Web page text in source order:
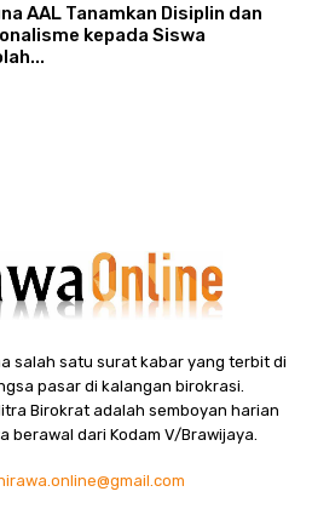
AAL Tanamkan Disiplin dan
kepada Siswa
salah satu surat kabar yang terbit di
pasar di kalangan birokrasi.
Birokrat adalah semboyan harian
berawal dari Kodam V/Brawijaya.